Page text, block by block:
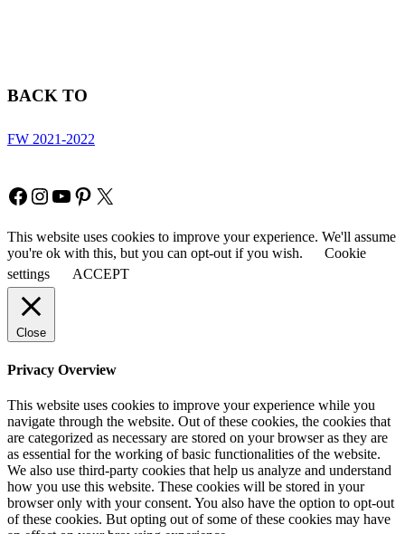
BACK TO
FW 2021-2022
Facebook
Instagram
YouTube
Pinterest
X
This website uses cookies to improve your experience. We'll assume
you're ok with this, but you can opt-out if you wish.
Cookie
settings
ACCEPT
Close
Privacy Overview
This website uses cookies to improve your experience while you
navigate through the website. Out of these cookies, the cookies that
are categorized as necessary are stored on your browser as they are
as essential for the working of basic functionalities of the website.
We also use third-party cookies that help us analyze and understand
how you use this website. These cookies will be stored in your
browser only with your consent. You also have the option to opt-out
of these cookies. But opting out of some of these cookies may have